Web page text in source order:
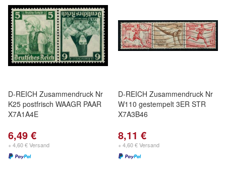
D-REICH Zusammendruck Nr
K25 postfrisch WAAGR PAAR
X7A1A4E
6,49 €
+ 4,60 € Versand
D-REICH Zusammendruck Nr
W110 gestempelt 3ER STR
X7A3B46
8,11 €
+ 4,60 € Versand